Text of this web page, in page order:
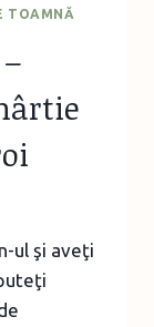
TOAMNĂ
ul şi aveţi